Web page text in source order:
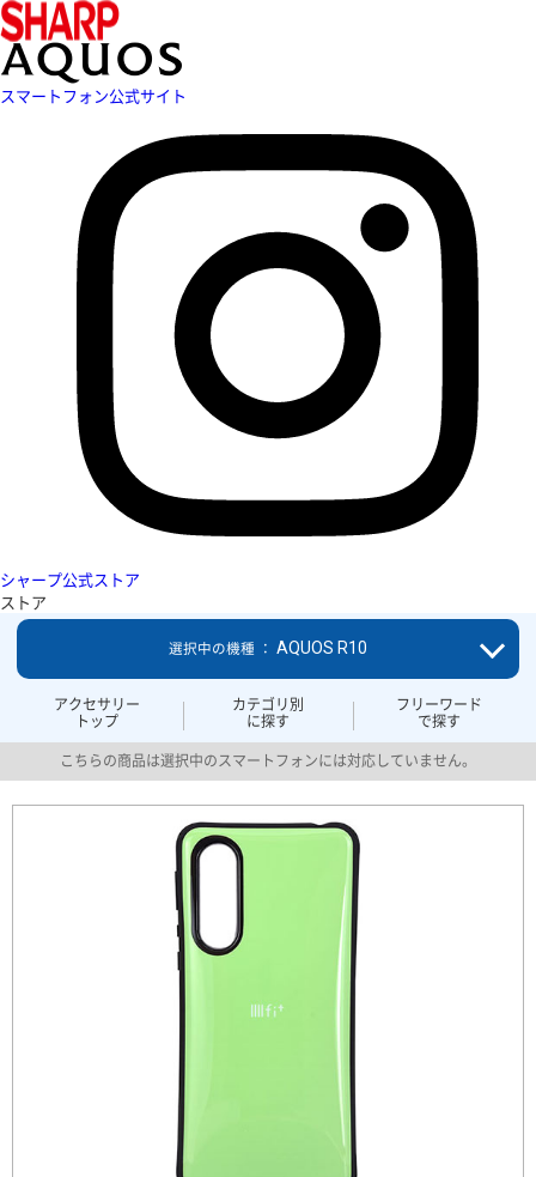
スマートフォン公式サイト
シャープ公式ストア
ストア
アクセサリー
トップ
カテゴリ別
に探す
フリーワード
で探す
選択中の機種 ： AQUOS R10
こちらの商品は選択中のスマートフォンには対応していません。